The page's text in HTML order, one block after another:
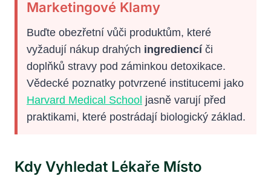
Marketingové Klamy
Buďte obezřetní vůči produktům, které
vyžadují nákup drahých ingrediencíči
doplňků stravy pod záminkou detoxikace.
Vědecké poznatky potvrzené institucemi jako
Harvard Medical School jasně varují před
praktikami, které postrádají biologický základ.
Kdy Vyhledat Lékaře Místo